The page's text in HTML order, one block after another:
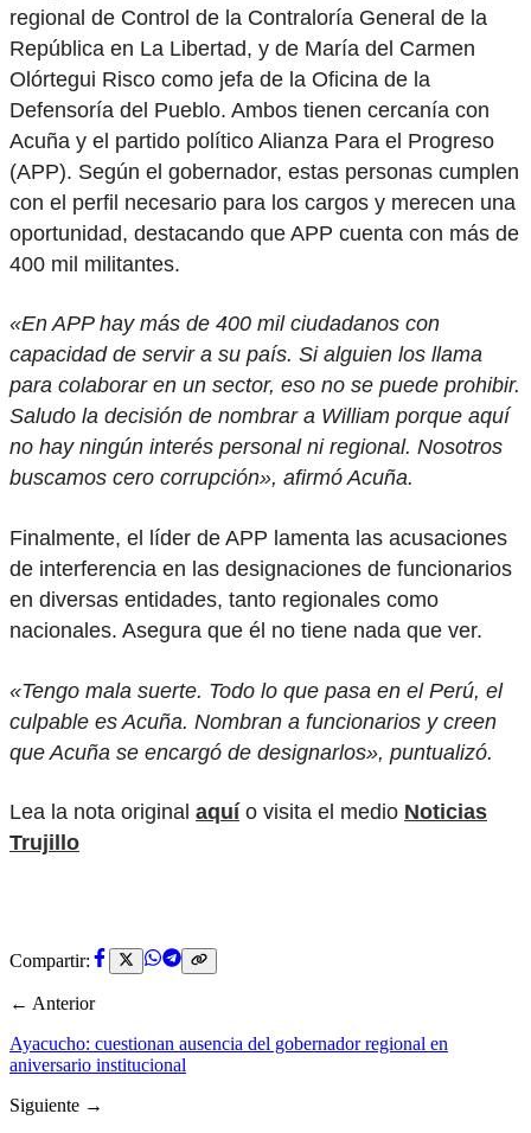
regional de Control de la Contraloría General de la
República en La Libertad, y de María del Carmen
Olórtegui Risco como jefa de la Oficina de la
Defensoría del Pueblo. Ambos tienen cercanía con
Acuña y el partido político Alianza Para el Progreso
(APP). Según el gobernador, estas personas cumplen
con el perfil necesario para los cargos y merecen una
oportunidad, destacando que APP cuenta con más de
400 mil militantes.
«En APP hay más de 400 mil ciudadanos con
capacidad de servir a su país. Si alguien los llama
para colaborar en un sector, eso no se puede prohibir.
Saludo la decisión de nombrar a William porque aquí
no hay ningún interés personal ni regional. Nosotros
buscamos cero corrupción», afirmó Acuña.
Finalmente, el líder de APP lamenta las acusaciones
de interferencia en las designaciones de funcionarios
en diversas entidades, tanto regionales como
nacionales. Asegura que él no tiene nada que ver.
«Tengo mala suerte. Todo lo que pasa en el Perú, el
culpable es Acuña. Nombran a funcionarios y creen
que Acuña se encargó de designarlos», puntualizó.
Lea la nota original aquí o visita el medio Noticias
Trujillo
Compartir:
← Anterior
Ayacucho: cuestionan ausencia del gobernador regional en
aniversario institucional
Siguiente →